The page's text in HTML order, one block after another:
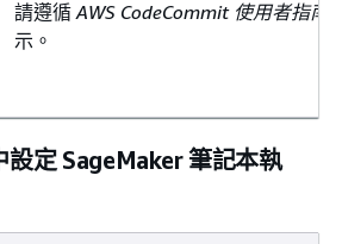
請遵循 AWS CodeCommit 使用者指南
示。
設定 SageMaker 筆記本執